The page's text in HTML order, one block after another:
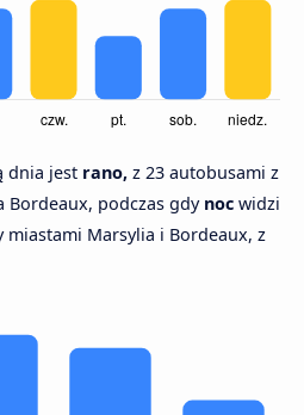
dnia jest rano, z 23 autobusami z
Bordeaux, podczas gdy noc widzi
miastami Marsylia i Bordeaux, z